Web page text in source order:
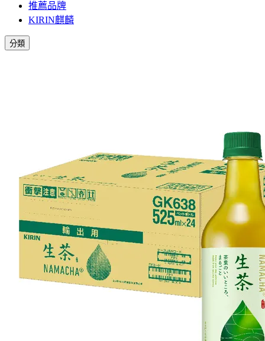
推薦品牌
KIRIN麒麟
分類